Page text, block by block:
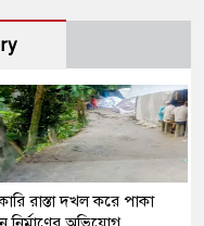
রাস্তা দখল করে পাকা